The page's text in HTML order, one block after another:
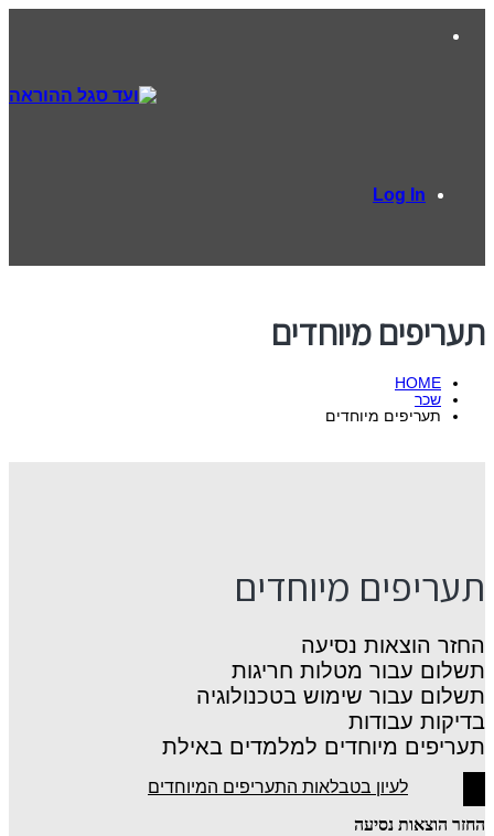
Log In
תעריפים מיוחדים
HOME
שכר
תעריפים מיוחדים
תעריפים מיוחדים
החזר הוצאות נסיעה
תשלום עבור מטלות חריגות
תשלום עבור שימוש בטכנולוגיה
בדיקות עבודות
תעריפים מיוחדים למלמדים באילת
לעיון בטבלאות התעריפים המיוחדים
החזר הוצאות נסיעה